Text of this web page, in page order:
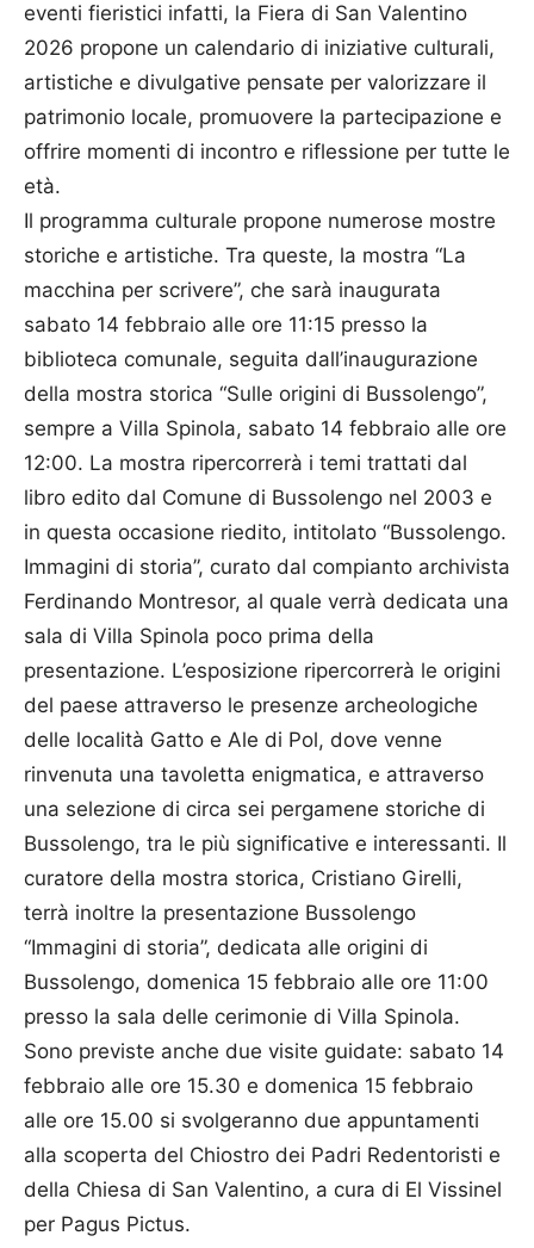
eventi fieristici infatti, la Fiera di San Valentino
2026 propone un calendario di iniziative culturali,
artistiche e divulgative pensate per valorizzare il
patrimonio locale, promuovere la partecipazione e
offrire momenti di incontro e riflessione per tutte le
età.
Il programma culturale propone numerose mostre
storiche e artistiche. Tra queste, la mostra “La
macchina per scrivere”, che sarà inaugurata
sabato 14 febbraio alle ore 11:15 presso la
biblioteca comunale, seguita dall’inaugurazione
della mostra storica “Sulle origini di Bussolengo”,
sempre a Villa Spinola, sabato 14 febbraio alle ore
12:00. La mostra ripercorrerà i temi trattati dal
libro edito dal Comune di Bussolengo nel 2003 e
in questa occasione riedito, intitolato “Bussolengo.
Immagini di storia”, curato dal compianto archivista
Ferdinando Montresor, al quale verrà dedicata una
sala di Villa Spinola poco prima della
presentazione. L’esposizione ripercorrerà le origini
del paese attraverso le presenze archeologiche
delle località Gatto e Ale di Pol, dove venne
rinvenuta una tavoletta enigmatica, e attraverso
una selezione di circa sei pergamene storiche di
Bussolengo, tra le più significative e interessanti. Il
curatore della mostra storica, Cristiano Girelli,
terrà inoltre la presentazione Bussolengo
“Immagini di storia”, dedicata alle origini di
Bussolengo, domenica 15 febbraio alle ore 11:00
presso la sala delle cerimonie di Villa Spinola.
Sono previste anche due visite guidate: sabato 14
febbraio alle ore 15.30 e domenica 15 febbraio
alle ore 15.00 si svolgeranno due appuntamenti
alla scoperta del Chiostro dei Padri Redentoristi e
della Chiesa di San Valentino, a cura di El Vissinel
per Pagus Pictus.